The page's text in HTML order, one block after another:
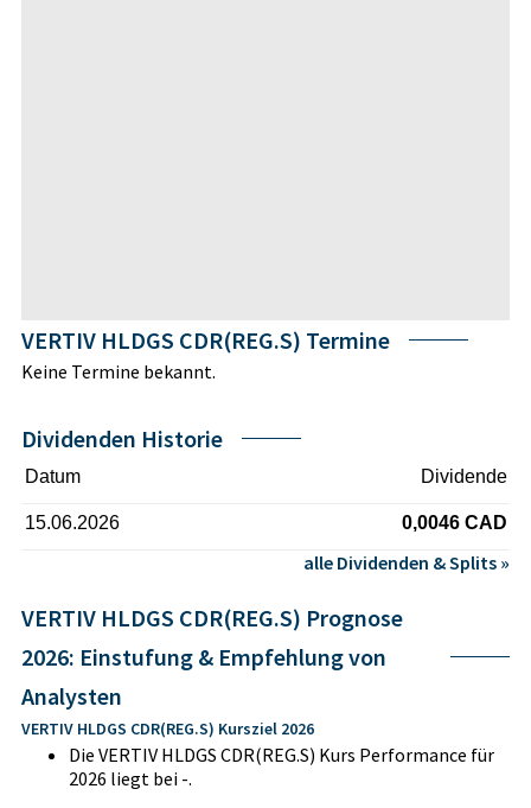
VERTIV HLDGS CDR(REG.S) Termine
Keine Termine bekannt.
Dividenden Historie
Datum Dividende
15.06.2026 0,0046 CAD
alle Dividenden & Splits »
VERTIV HLDGS CDR(REG.S) Prognose
2026: Einstufung & Empfehlung von
Analysten
VERTIV HLDGS CDR(REG.S) Kursziel 2026
Die VERTIV HLDGS CDR(REG.S) Kurs Performance für
2026 liegt bei -.